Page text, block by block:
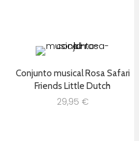
Conjunto musical Rosa Safari
Friends Little Dutch
29,95 €